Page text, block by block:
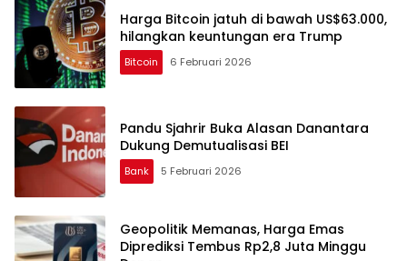
Harga Bitcoin jatuh di bawah US$63.000,
hilangkan keuntungan era Trump
Bitcoin 6 Februari 2026
Pandu Sjahrir Buka Alasan Danantara
Dukung Demutualisasi BEI
Bank 5 Februari 2026
Geopolitik Memanas, Harga Emas
Diprediksi Tembus Rp2,8 Juta Minggu